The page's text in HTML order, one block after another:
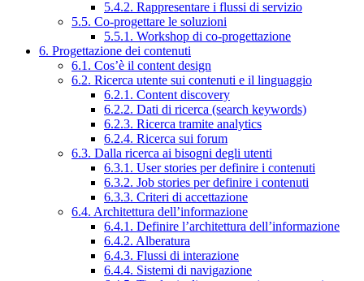
5.4.2. Rappresentare i flussi di servizio
5.5. Co-progettare le soluzioni
5.5.1. Workshop di co-progettazione
6. Progettazione dei contenuti
6.1. Cos’è il content design
6.2. Ricerca utente sui contenuti e il linguaggio
6.2.1. Content discovery
6.2.2. Dati di ricerca (search keywords)
6.2.3. Ricerca tramite analytics
6.2.4. Ricerca sui forum
6.3. Dalla ricerca ai bisogni degli utenti
6.3.1. User stories per definire i contenuti
6.3.2. Job stories per definire i contenuti
6.3.3. Criteri di accettazione
6.4. Architettura dell’informazione
6.4.1. Definire l’architettura dell’informazione
6.4.2. Alberatura
6.4.3. Flussi di interazione
6.4.4. Sistemi di navigazione